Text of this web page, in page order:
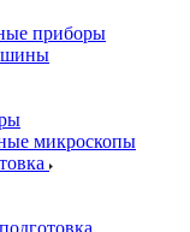
приборы
микроскопы